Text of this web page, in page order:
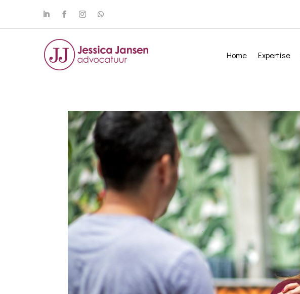
Home Expertise